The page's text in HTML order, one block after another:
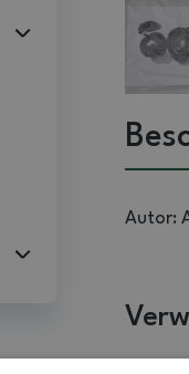
Autor: